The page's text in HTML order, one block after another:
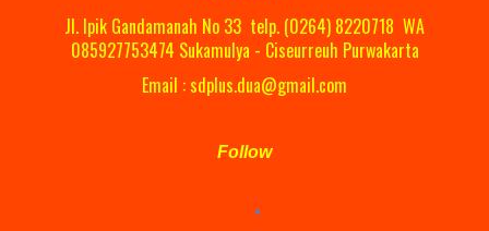
Jl. Ipik Gandamanah No 33 telp. (0264) 8220718 WA
085927753474 Sukamulya - Ciseurreuh Purwakarta
Email : sdplus.dua@gmail.com
Follow